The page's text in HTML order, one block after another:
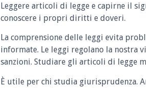
Leggere articoli di legge e capirne il
conoscere i propri diritti e doveri.
La comprensione delle leggi evita
informate. Le leggi regolano la nostra
sanzioni. Studiare gli articoli di legge
È utile per chi studia giurisprudenza.